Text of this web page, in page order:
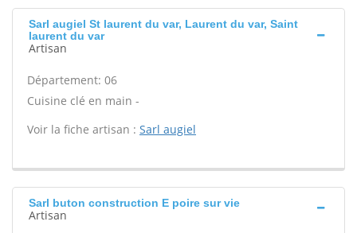
Sarl augiel St laurent du var, Laurent du var, Saint
laurent du var
Artisan
Département: 06
Cuisine clé en main -
Voir la fiche artisan : Sarl augiel
Sarl buton construction E poire sur vie
Artisan